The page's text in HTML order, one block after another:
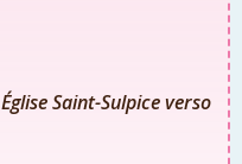
Église Saint-Sulpice verso